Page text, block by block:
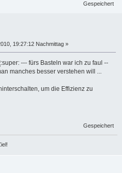
Gespeichert
19:27:12 Nachmittag »
--- fürs Basteln war ich zu faul --
manches besser verstehen will ...
um die Effizienz zu
Gespeichert